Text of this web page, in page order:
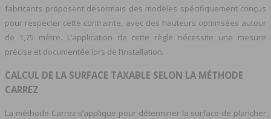
fabricants proposent désormais des modèles spécifiquement conçus
pour respecter cette contrainte, avec des hauteurs optimisées autour
de 1,75 mètre. L’application de cette règle nécessite une mesure
précise et documentée lors de l’installation.
CALCUL DE LA SURFACE TAXABLE SELON LA MÉTHODE
CARREZ
La méthode Carrez s’applique pour déterminer la surface de plancher